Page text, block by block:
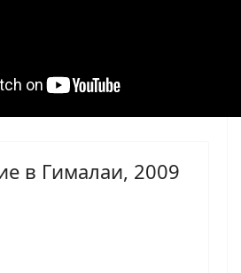
в Гималаи, 2009